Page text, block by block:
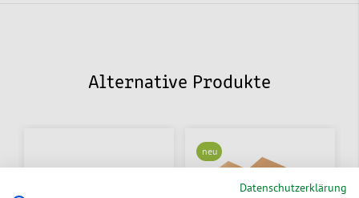
Alternative Produkte
neu
Datenschutzerklärung